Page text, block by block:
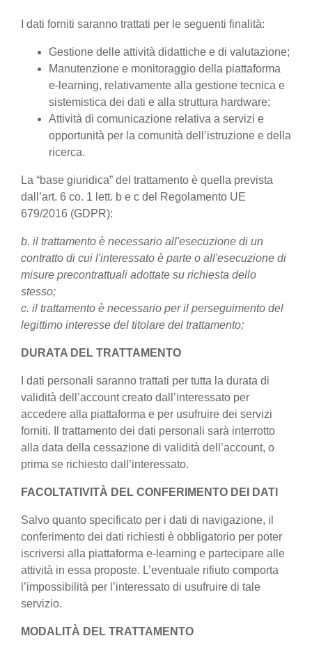
I dati forniti saranno trattati per le seguenti finalità:
Gestione delle attività didattiche e di valutazione;
Manutenzione e monitoraggio della piattaforma
e-learning, relativamente alla gestione tecnica e
sistemistica dei dati e alla struttura hardware;
Attività di comunicazione relativa a servizi e
opportunità per la comunità dell’istruzione e della
ricerca.
La “base giuridica” del trattamento è quella prevista
dall’art. 6 co. 1 lett. b e c del Regolamento UE
679/2016 (GDPR):
b. il trattamento è necessario all'esecuzione di un
contratto di cui l'interessato è parte o all'esecuzione di
misure precontrattuali adottate su richiesta dello
stesso;
c. il trattamento è necessario per il perseguimento del
legittimo interesse del titolare del trattamento;
DURATA DEL TRATTAMENTO
I dati personali saranno trattati per tutta la durata di
validità dell’account creato dall’interessato per
accedere alla piattaforma e per usufruire dei servizi
forniti. Il trattamento dei dati personali sarà interrotto
alla data della cessazione di validità dell’account, o
prima se richiesto dall’interessato.
FACOLTATIVITÀ DEL CONFERIMENTO DEI DATI
Salvo quanto specificato per i dati di navigazione, il
conferimento dei dati richiesti è obbligatorio per poter
iscriversi alla piattaforma e-learning e partecipare alle
attività in essa proposte. L’eventuale rifiuto comporta
l’impossibilità per l’interessato di usufruire di tale
servizio.
MODALITÀ DEL TRATTAMENTO